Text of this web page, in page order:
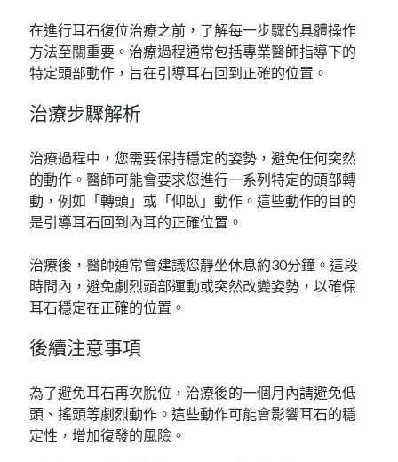
在進行耳石復位治療之前，了解每一步驟的具體操作
方法至關重要。治療過程通常包括專業醫師指導下的
特定頭部動作，旨在引導耳石回到正確的位置。
治療步驟解析
治療過程中，您需要保持穩定的姿勢，避免任何突然
的動作。醫師可能會要求您進行一系列特定的頭部轉
動，例如「轉頭」或「仰臥」動作。這些動作的目的
是引導耳石回到內耳的正確位置。
治療後，醫師通常會建議您靜坐休息約30分鐘。這段
時間內，避免劇烈頭部運動或突然改變姿勢，以確保
耳石穩定在正確的位置。
後續注意事項
為了避免耳石再次脫位，治療後的一個月內請避免低
頭、搖頭等劇烈動作。這些動作可能會影響耳石的穩
定性，增加復發的風險。